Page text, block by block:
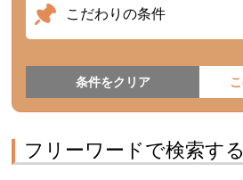
こだわりの条件
条件をクリア
フリーワードで検索する